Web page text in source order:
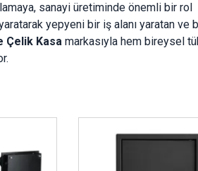
sanayi üretiminde önemli bir rol
yepyeni bir iş alanı yaratan ve
Çelik Kasa markasıyla hem bireysel